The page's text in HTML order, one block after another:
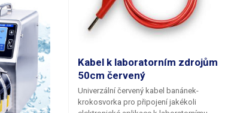
Kabel k laboratorním zdrojům
50cm červený
Univerzální červený kabel banánek-
krokosvorka pro připojení jakékoli